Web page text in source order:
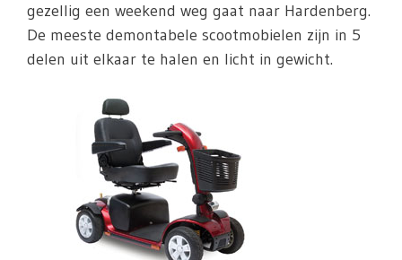
gezellig een weekend weg gaat naar Hardenberg.
De meeste demontabele scootmobielen zijn in 5
delen uit elkaar te halen en licht in gewicht.